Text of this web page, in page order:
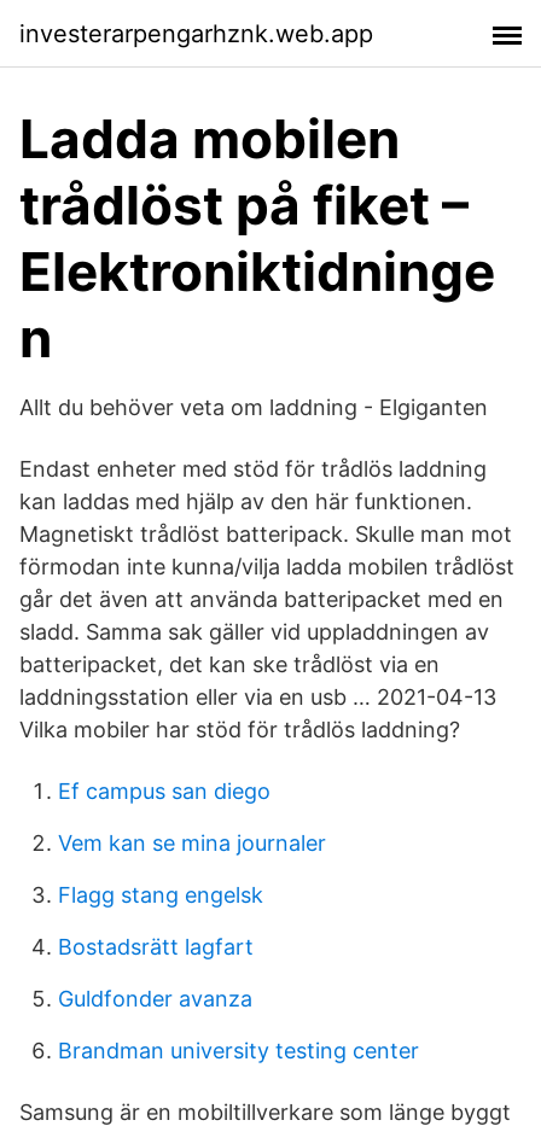
investerarpengarhznk.web.app
Ladda mobilen
trådlöst på fiket –
Elektroniktidninge
n
Allt du behöver veta om laddning - Elgiganten
Endast enheter med stöd för trådlös laddning
kan laddas med hjälp av den här funktionen.
Magnetiskt trådlöst batteripack. Skulle man mot
förmodan inte kunna/vilja ladda mobilen trådlöst
går det även att använda batteripacket med en
sladd. Samma sak gäller vid uppladdningen av
batteripacket, det kan ske trådlöst via en
laddningsstation eller via en usb … 2021-04-13
Vilka mobiler har stöd för trådlös laddning?
Ef campus san diego
Vem kan se mina journaler
Flagg stang engelsk
Bostadsrätt lagfart
Guldfonder avanza
Brandman university testing center
Samsung är en mobiltillverkare som länge byggt